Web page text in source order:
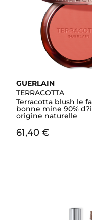
GUERLAIN
TERRACOTTA
Terracotta blush le
bonne mine 90%
origine naturelle
61,40 €